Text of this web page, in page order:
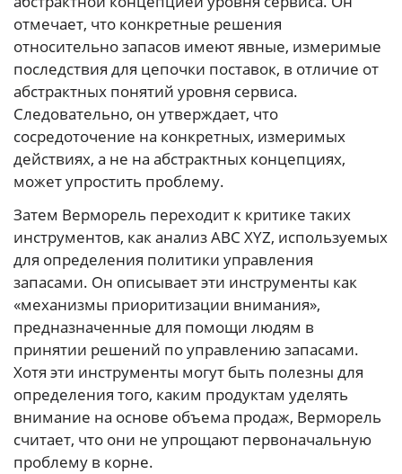
отмечает, что конкретные решения
относительно запасов имеют явные, измеримые
последствия для цепочки поставок, в отличие от
абстрактных понятий уровня сервиса.
Следовательно, он утверждает, что
сосредоточение на конкретных, измеримых
действиях, а не на абстрактных концепциях,
может упростить проблему.
Затем Верморель переходит к критике таких
инструментов, как анализ ABC XYZ, используемых
для определения политики управления
запасами. Он описывает эти инструменты как
«механизмы приоритизации внимания»,
предназначенные для помощи людям в
принятии решений по управлению запасами.
Хотя эти инструменты могут быть полезны для
определения того, каким продуктам уделять
внимание на основе объема продаж, Верморель
считает, что они не упрощают первоначальную
проблему в корне.